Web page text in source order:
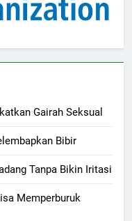
Gairah Seksual
Bibir
Tanpa Bikin Iritasi
Memperburuk